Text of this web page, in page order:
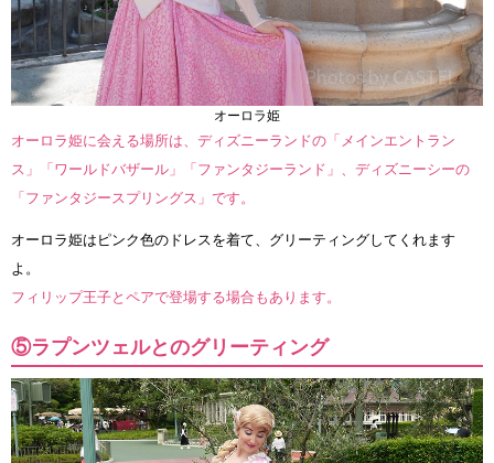
オーロラ姫
オーロラ姫に会える場所は、ディズニーランドの「メインエントラン
ス」「ワールドバザール」「ファンタジーランド」、ディズニーシーの
「ファンタジースプリングス」です。
オーロラ姫はピンク色のドレスを着て、グリーティングしてくれます
よ。
フィリップ王子とペアで登場する場合もあります。
⑤ラプンツェルとのグリーティング